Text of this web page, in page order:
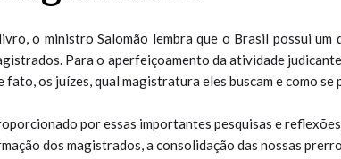
o ministro Salomão lembra que o Brasil possui um
Para o aperfeiçoamento da atividade
fato, os juízes, qual magistratura eles buscam e como
por essas importantes pesquisas e
dos magistrados, a consolidação das nossas